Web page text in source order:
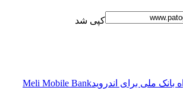
کپی شد
بانک ملی برای اندرویدMeli Mobile Bank